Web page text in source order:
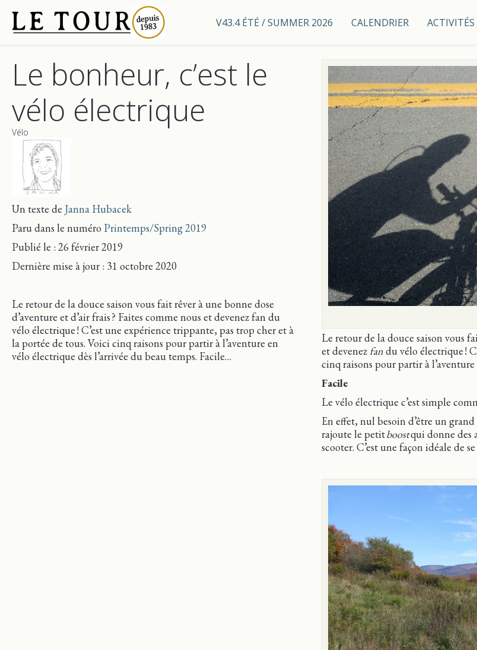
V43.4 ÉTÉ / SUMMER 2026 CALENDRIER ACTIVITÉS
Le bonheur, c’est le
vélo électrique
Vélo
Un texte de Janna Hubacek
Paru dans le numéro Printemps/Spring 2019
Publié le : 26 février 2019
Dernière mise à jour : 31 octobre 2020
Le retour de la douce saison vous fait rêver à une bonne dose
d’aventure et d’air frais ? Faites comme nous et devenez fan du
vélo électrique ! C’est une expérience trippante, pas trop cher et à
la portée de tous. Voici cinq raisons pour partir à l’aventure en
vélo électrique dès l’arrivée du beau temps. Facile…
Le retour de la douce saison vous
et devenezfandu vélo électrique !
cinq raisons pour partir à
Facile
Le vélo électrique c’est simple
En effet, nul besoin d’être un
rajoute le petitboostqui donne des
scooter. C’est une façon idéale de